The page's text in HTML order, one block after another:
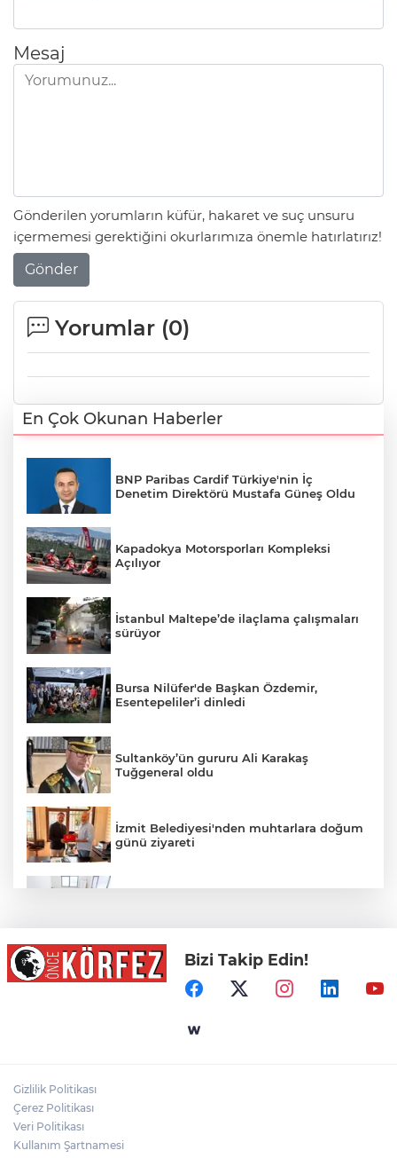
Mesaj
Gönderilen yorumların küfür, hakaret ve suç unsuru
içermemesi gerektiğini okurlarımıza önemle hatırlatırız!
Gönder
Yorumlar (0)
En Çok Okunan Haberler
BNP Paribas Cardif Türkiye'nin İç
Denetim Direktörü Mustafa Güneş Oldu
Kapadokya Motorsporları Kompleksi
Açılıyor
İstanbul Maltepe’de ilaçlama çalışmaları
sürüyor
Bursa Nilüfer'de Başkan Özdemir,
Esentepeliler’i dinledi
Sultanköy’ün gururu Ali Karakaş
Tuğgeneral oldu
İzmit Belediyesi'nden muhtarlara doğum
günü ziyareti
Mersin Sinema Ofisi Avrupa’nın djital
vitrininde
MGK bugün toplanıyor... Gündem
Bizi Takip Edin!
Gizlilik Politikası
Çerez Politikası
Veri Politikası
Kullanım Şartnamesi